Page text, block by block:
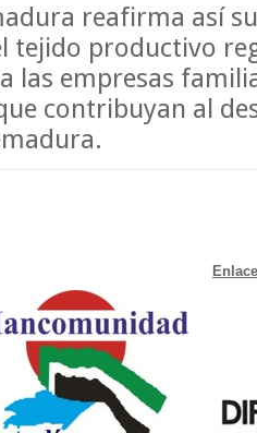
reafirma así
tejido productivo
las empresas
contribuyan al